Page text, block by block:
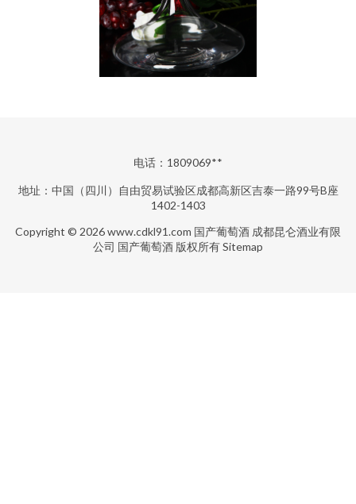
电话：1809069**
地址：中国（四川）自由贸易试验区成都高新区吉泰一路99号B座
1402-1403
Copyright © 2026www.cdkl91.com 国产葡萄酒 成都昆仑酒业有限
公司 国产葡萄酒 版权所有Sitemap